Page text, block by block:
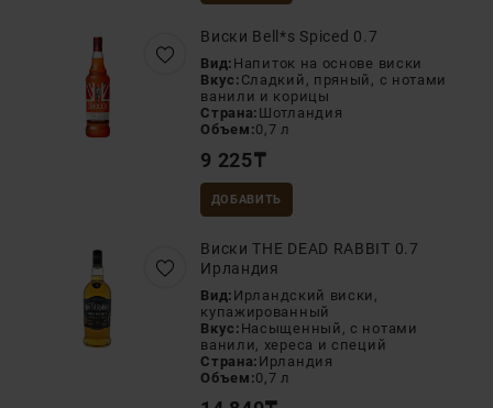
Виски Bell*s Spiced 0.7
Вид: Напиток на основе виски
Вкус: Сладкий, пряный, с нотами
ванили и корицы
Страна: Шотландия
Объем:0,7 л
9 225₸
ДОБАВИТЬ
Виски THE DEAD RABBIT 0.7
Ирландия
Вид: Ирландский виски,
купажированный
Вкус: Насыщенный, с нотами
ванили, хереса и специй
Страна: Ирландия
Объем:0,7 л